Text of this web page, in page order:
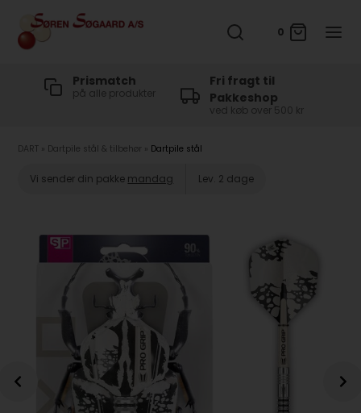
0
Prismatch
på alle produkter
Fri fragt til
Pakkeshop
ved køb over 500 kr
DART Dartpile stål & tilbehør Dartpile stål
Vi sender din pakke mandag Lev. 2 dage